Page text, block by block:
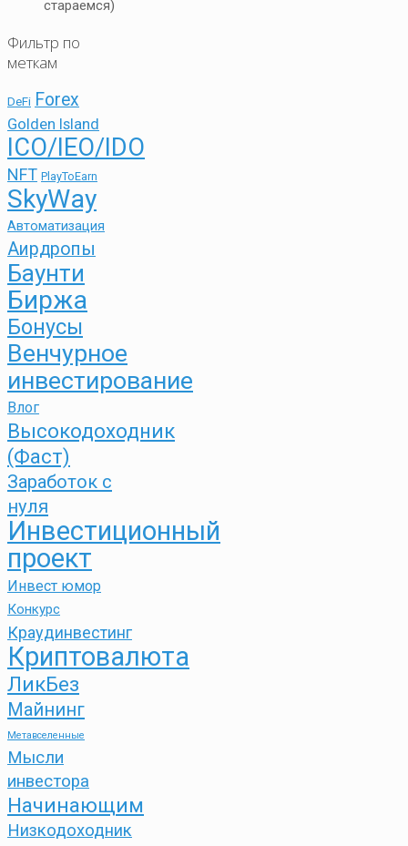
стараемся)
Фильтр по
меткам
DeFi Forex
Golden Island
ICO/IEO/IDO
NFT PlayToEarn
SkyWay
Автоматизация
Аирдропы
Баунти
Биржа
Бонусы
Венчурное
инвестирование
Влог
Высокодоходник
(Фаст)
Заработок с
нуля
Инвестиционный
проект
Инвест юмор
Конкурс
Краудинвестинг
Криптовалюта
ЛикБез
Майнинг
Метавселенные
Мысли
инвестора
Начинающим
Низкодоходник